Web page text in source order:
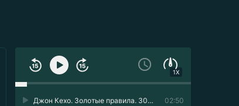
1X
02:50
Джон Кехо. Золотые правила. 30 принципов работы с подсознанием в одной книге 01